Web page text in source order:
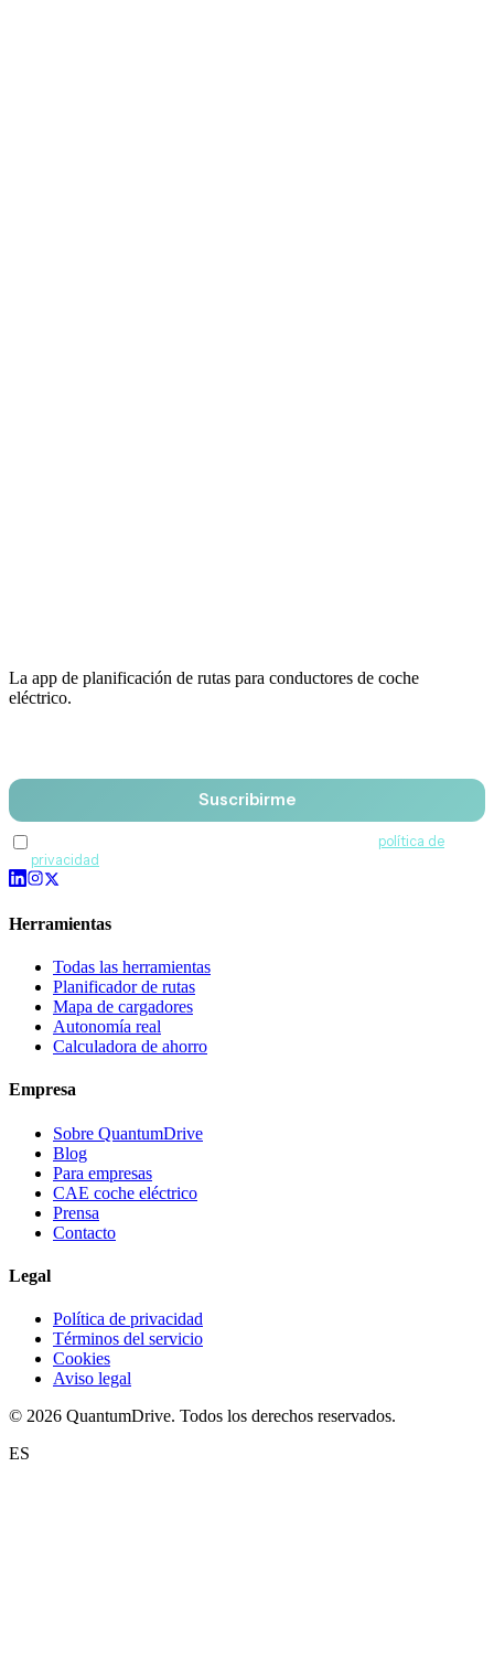
La app de planificación de rutas para conductores de coche
eléctrico.
Suscribirme
política de
privacidad
Herramientas
Todas las herramientas
Planificador de rutas
Mapa de cargadores
Autonomía real
Calculadora de ahorro
Empresa
Sobre QuantumDrive
Blog
Para empresas
CAE coche eléctrico
Prensa
Contacto
Legal
Política de privacidad
Términos del servicio
Cookies
Aviso legal
© 2026 QuantumDrive. Todos los derechos reservados.
ES